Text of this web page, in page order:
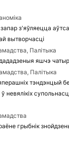
з'яўляецца
вытворчасці
Палітыка
яшчэ
Палітыка
тэндэнцый
невялікіх
грыбнік